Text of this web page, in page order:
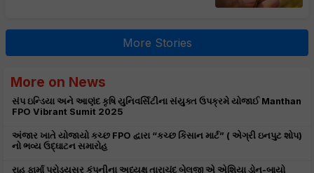
More Stories
More on News
સંપ ઇન્ડિયા અને આણંદ કૃષિ યુનિવર્સિટીના સંયુક્ત ઉપક્રમે યોજાઈ Manthan
FPO Vibrant Sumit 2025
અંજાર ખાતે યોજાયો કચ્છ FPO દ્વારા “કચ્છ કિસાન માર્ટ” ( એગ્રી ઇનપુટ શોપ)
નો ભવ્ય ઉદ્ઘાટન સમારોહ
રાહ ફાર્મા પ્રોડ્યુસર કંપનીના અધ્યક્ષ તારાચંદ બેલજી એ એશિયા ડોન-બાયો